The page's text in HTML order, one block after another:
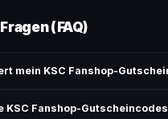
(FAQ)
mein KSC Fanshop-
du unter „Details".
KSC Fanshop-